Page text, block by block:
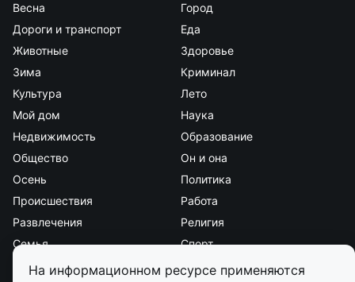
На информационном ресурсе применяются
Весна
Город
Дороги и транспорт
Еда
Животные
Здоровье
Зима
Криминал
Культура
Лето
Мой дом
Наука
Недвижимость
Образование
Общество
Он и она
Осень
Политика
Происшествия
Работа
Развлечения
Религия
Семья
Спорт
Стиль и красота
Страна и мир